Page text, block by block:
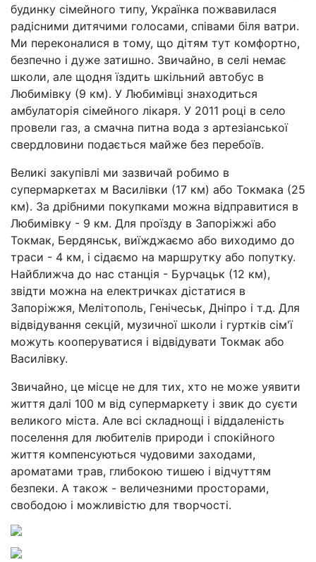
будинку сімейного типу, Українка пожвавилася
радісними дитячими голосами, співами біля ватри.
Ми переконалися в тому, що дітям тут комфортно,
безпечно і дуже затишно. Звичайно, в селі немає
школи, але щодня їздить шкільний автобус в
Любимівку (9 км). У Любимівці знаходиться
амбулаторія сімейного лікаря. У 2011 році в село
провели газ, а смачна питна вода з артезіанської
свердловини подається майже без перебоїв.
Великі закупівлі ми зазвичай робимо в
супермаркетах м Василівки (17 км) або Токмака (25
км). За дрібними покупками можна відправитися в
Любимівку - 9 км. Для проїзду в Запоріжжі або
Токмак, Бердянськ, виїжджаємо або виходимо до
траси - 4 км, і сідаємо на маршрутку або попутку.
Найближча до нас станція - Бурчацьк (12 км),
звідти можна на електричках дістатися в
Запоріжжя, Мелітополь, Генічеськ, Дніпро і т.д. Для
відвідування секцій, музичної школи і гуртків сім'ї
можуть кооперуватися і відвідувати Токмак або
Василівку.
Звичайно, це місце не для тих, хто не може уявити
життя далі 100 м від супермаркету і звик до суєти
великого міста. Але всі складнощі і віддаленість
поселення для любителів природи і спокійного
життя компенсуються чудовими заходами,
ароматами трав, глибокою тишею і відчуттям
безпеки. А також - величезними просторами,
свободою і можливістю для творчості.